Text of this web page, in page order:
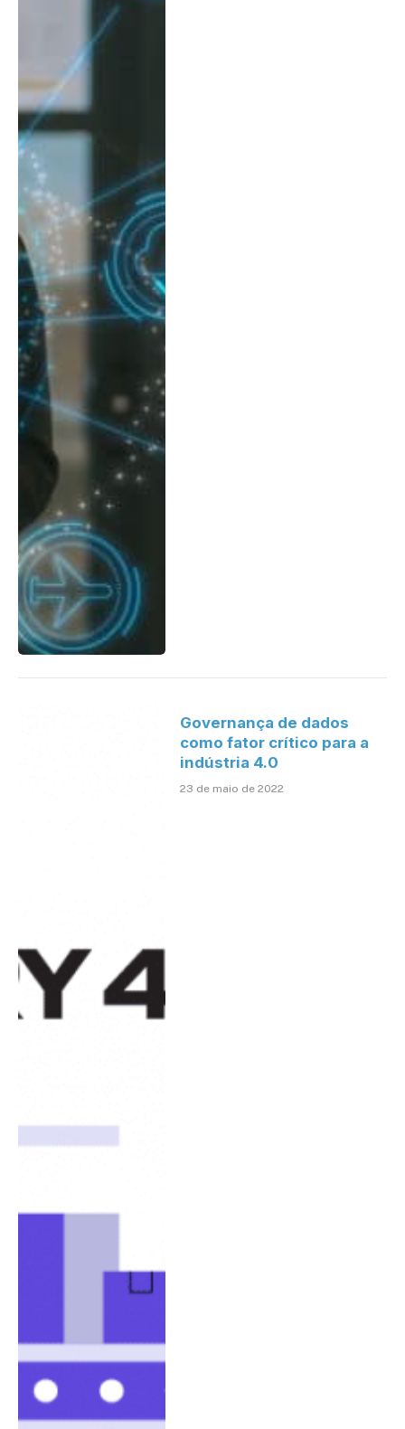
Governança de dados
como fator crítico para a
indústria 4.0
23 de maio de 2022